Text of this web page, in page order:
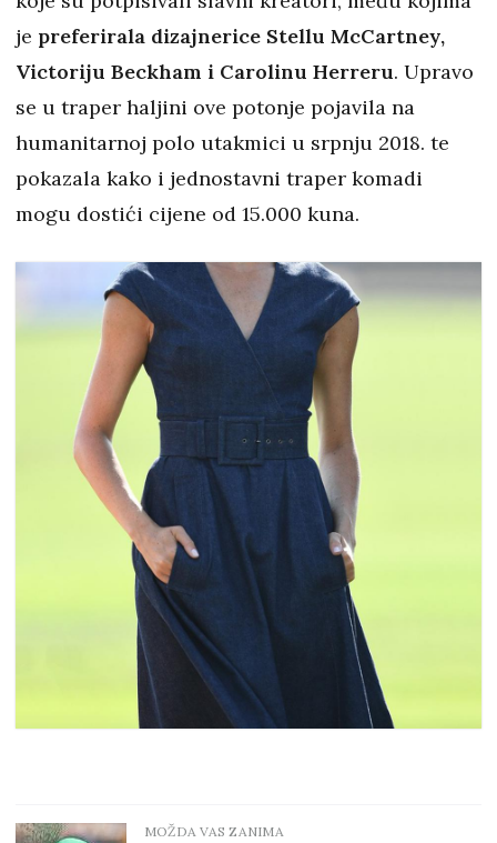
je preferirala dizajnerice Stellu McCartney,
Victoriju Beckham i Carolinu Herreru. Upravo
se u traper haljini ove potonje pojavila na
humanitarnoj polo utakmici u srpnju 2018. te
pokazala kako i jednostavni traper komadi
mogu dostići cijene od 15.000 kuna.
MOŽDA VAS ZANIMA